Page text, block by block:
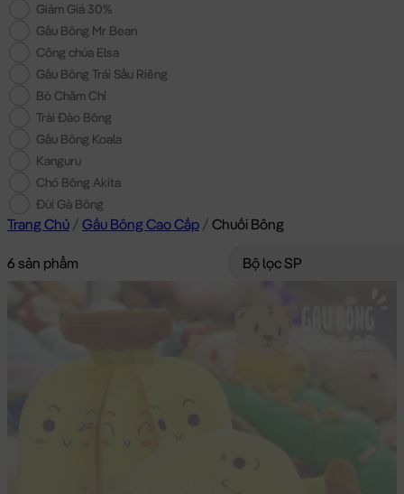
Giảm Giá 30%
Gấu Bông Mr Bean
Công chúa Elsa
Gấu Bông Trái Sầu Riêng
Bò Chăm Chỉ
Trài Đào Bông
Gấu Bông Koala
Kanguru
Chó Bông Akita
Đùi Gà Bông
Trang Chủ / Gấu Bông Cao Cấp / Chuối Bông
6 sản phẩm Bộ lọc SP